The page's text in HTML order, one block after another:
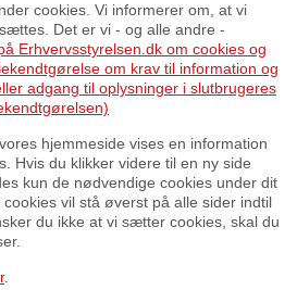
cookies. Vi informerer om, at vi
Det er vi - og alle andre -
Erhvervsstyrelsen.dk om cookies og
om krav til information og
adgang til oplysninger i slutbrugeres
hjemmeside vises en information
Hvis du klikker videre til en ny side
kun de nødvendige cookies under dit
vil stå øverst på alle sider indtil
du ikke at vi sætter cookies, skal du
.